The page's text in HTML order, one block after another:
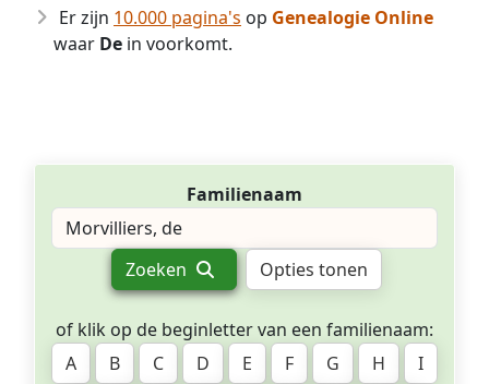
Er zijn 10.000 pagina's op Genealogie Online
waar De in voorkomt.
Familienaam
Zoeken Opties tonen
of klik op de beginletter van een familienaam:
A
B C D E F G H
I